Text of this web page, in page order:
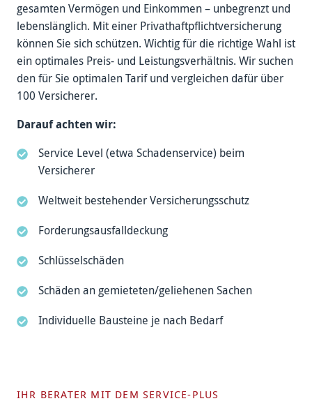
gesamten Vermögen und Einkommen – unbegrenzt und
lebens­länglich. Mit einer Privat­haftpflicht­versicherung
können Sie sich schützen. Wichtig für die richtige Wahl ist
ein optimales Preis- und Leistungs­verhältnis. Wir suchen
den für Sie optimalen Tarif und vergleichen dafür über
100 Versicherer.
Darauf achten wir:
Service Level (etwa Schaden­service) beim
Versicherer
Weltweit bestehender Versicherungs­schutz
Forderungs­ausfalldeckung
Schlüssel­schäden
Schäden an gemieteten/geliehenen Sachen
Individuelle Bau­steine je nach Bedarf
IHR BERATER MIT DEM SERVICE-PLUS